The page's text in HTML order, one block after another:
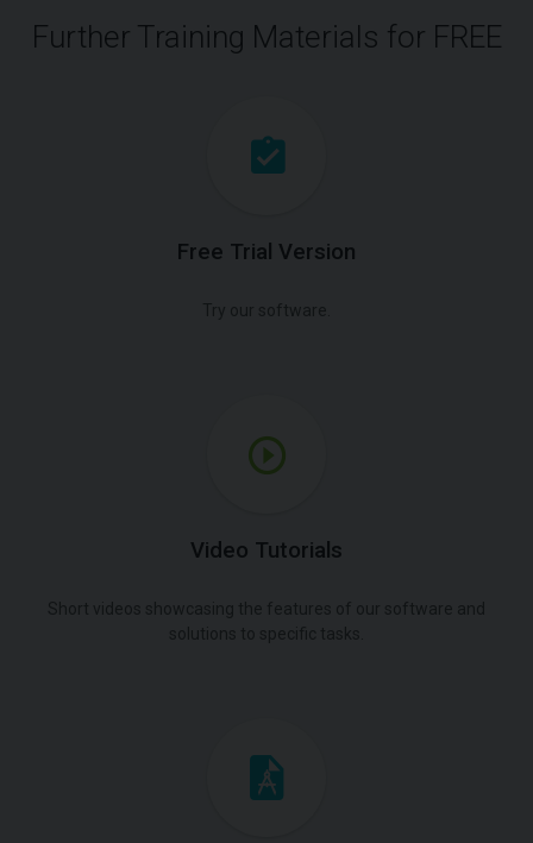
Further Training Materials for FREE
Free Trial Version
Video Tutorials